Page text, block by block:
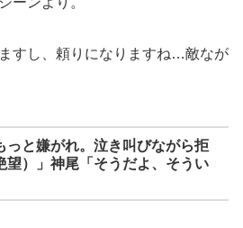
すし、頼りになりますね…敵なが
っと嫌がれ。泣き叫びながら拒
）」神尾「そうだよ、そうい